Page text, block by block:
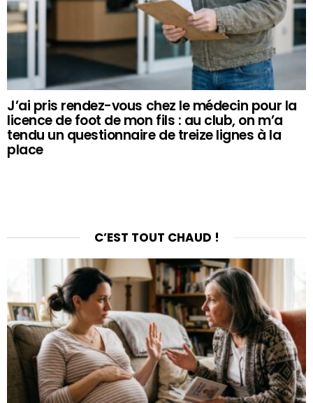
J’ai pris rendez-vous chez le médecin pour la
licence de foot de mon fils : au club, on m’a
tendu un questionnaire de treize lignes à la
place
C’EST TOUT CHAUD !